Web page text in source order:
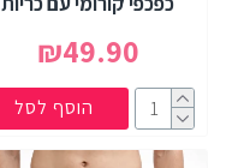
₪49.90
הוסף לסל